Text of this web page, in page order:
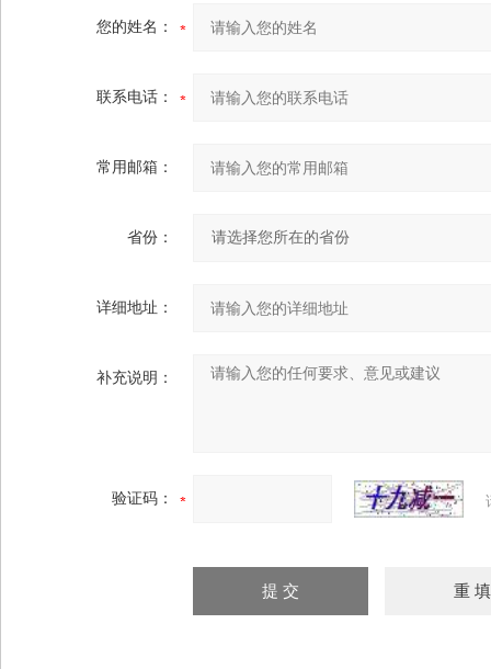
您的姓名：
联系电话：
常用邮箱：
省份：
详细地址：
补充说明：
验证码：